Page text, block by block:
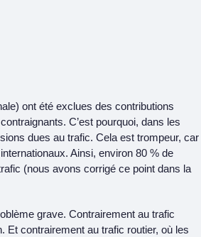
ont été exclues des contributions
C’est pourquoi, dans les
dues au trafic. Cela est trompeur, car
Ainsi, environ 80 % de
(nous avons corrigé ce point dans la
grave. Contrairement au trafic
Et contrairement au trafic routier, où les